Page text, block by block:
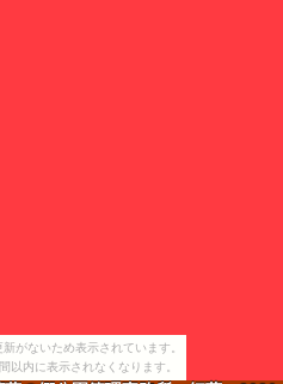
がないため表示されています。
以内に表示されなくなります。